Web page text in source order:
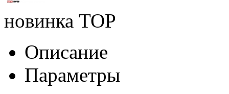
новинка TOP
Описание
Параметры